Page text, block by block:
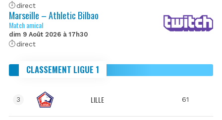
direct
Marseille – Athletic Bilbao
Match amical
dim 9 Août 2026 à 17h30
direct
CLASSEMENT LIGUE 1
3 LILLE 61